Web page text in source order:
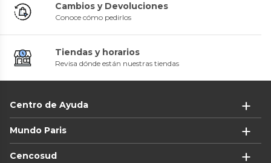
Cambios y Devoluciones
Conoce cómo pedirlos
Tiendas y horarios
Revisa dónde están nuestras tiendas
Centro de Ayuda
Mundo Paris
Cencosud